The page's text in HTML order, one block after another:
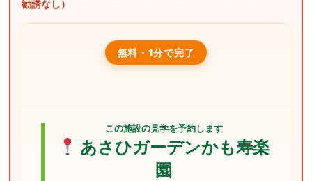
勧誘なし）
無料・1分で完了
この施設の見学を予約します
あさひガーデンかも寿楽
園